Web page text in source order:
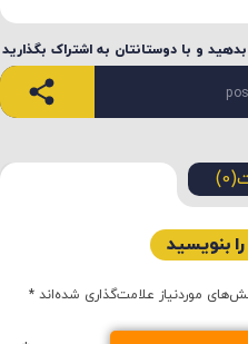
و با دوستانتان به اشتراک بگذارید
بنویسید
موردنیاز علامت‌گذاری شده‌اند *